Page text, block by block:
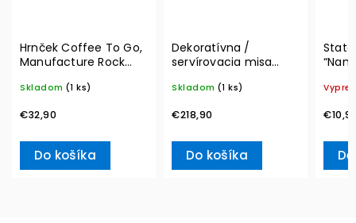
Hrnček Coffee To Go,
Manufacture Rock
Boch
Skladom (1 ks)
€32,90
Do košíka
Dekoratívna /
servírovacia misa
Villeroy & Boch
Skladom (1 ks)
€218,90
Do košíka